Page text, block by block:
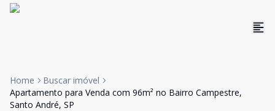
Home
Buscar imóvel
Apartamento para Venda com 96m² no Bairro Campestre,
Santo André, SP